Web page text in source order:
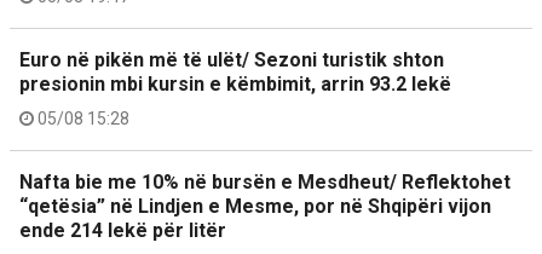
Euro në pikën më të ulët/ Sezoni turistik shton
presionin mbi kursin e këmbimit, arrin 93.2 lekë
05/08 15:28
Nafta bie me 10% në bursën e Mesdheut/ Reflektohet
“qetësia” në Lindjen e Mesme, por në Shqipëri vijon
ende 214 lekë për litër